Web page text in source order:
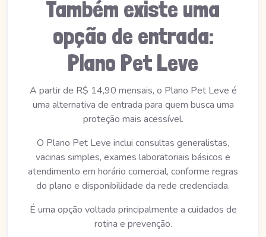
Também existe uma
opção de entrada:
Plano Pet Leve
A partir de R$ 14,90 mensais, o Plano Pet Leve é
uma alternativa de entrada para quem busca uma
proteção mais acessível.
O Plano Pet Leve inclui consultas generalistas,
vacinas simples, exames laboratoriais básicos e
atendimento em horário comercial, conforme regras
do plano e disponibilidade da rede credenciada.
É uma opção voltada principalmente a cuidados de
rotina e prevenção.